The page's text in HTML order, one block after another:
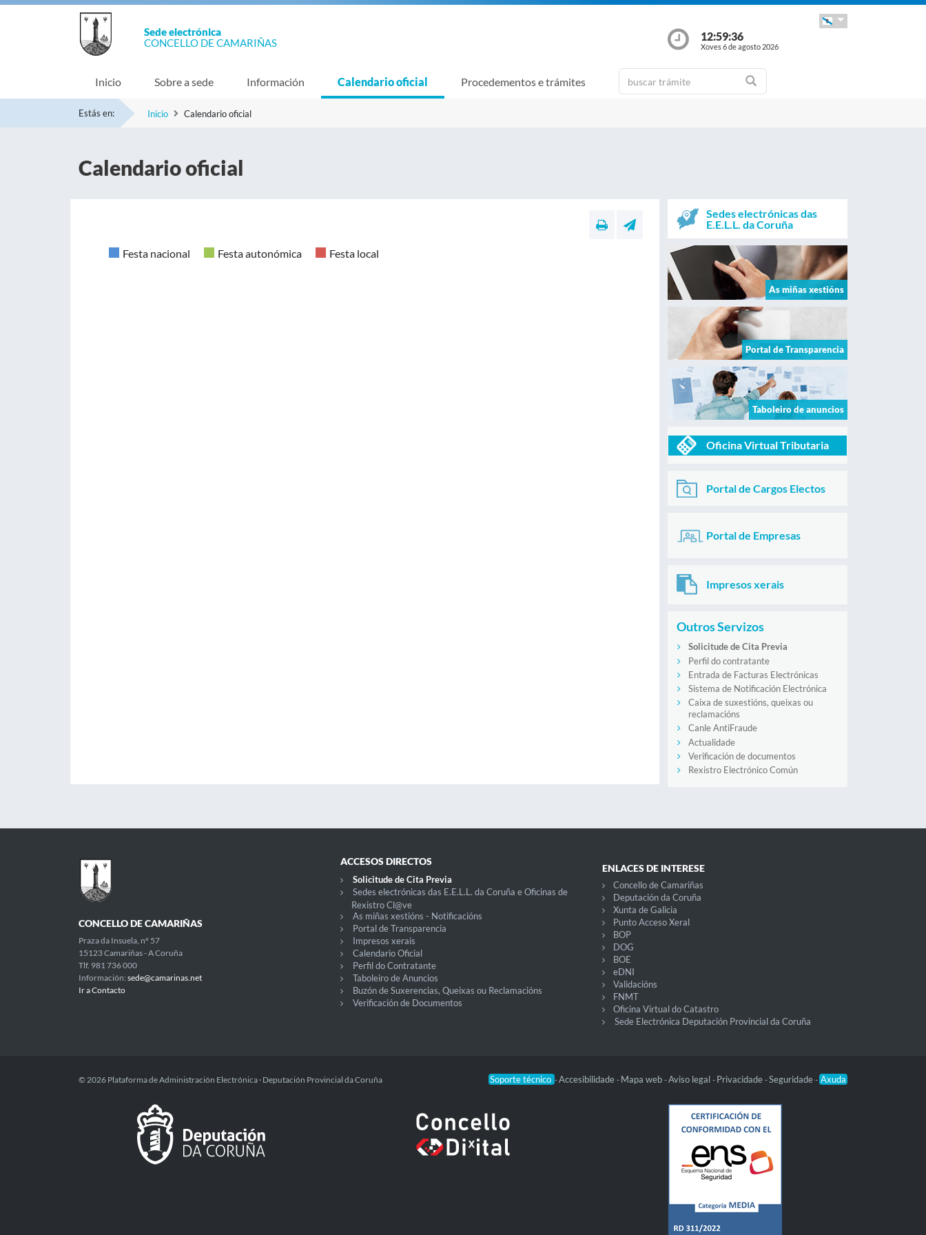
Sede electrónica
CONCELLO DE CAMARIÑAS
12:59:36
Xoves 6 de agosto 2026
Inicio Sobre a sede Información Calendario oficial Procedementos e trámites
Estás en: Inicio Calendario oficial
Calendario oficial
Festa nacional Festa autonómica Festa local
Sedes electrónicas das
E.E.L.L. da Coruña
As miñas xestións
Portal de Transparencia
Taboleiro de anuncios
Oficina Virtual Tributaria
Portal de Cargos Electos
Portal de Empresas
Impresos xerais
Outros Servizos
Solicitude de Cita Previa
Perfil do contratante
Entrada de Facturas Electrónicas
Sistema de Notificación Electrónica
Caixa de suxestións, queixas ou
reclamacións
Canle AntiFraude
Actualidade
Verificación de documentos
Rexistro Electrónico Común
CONCELLO DE CAMARIÑAS
Praza da Insuela, nº 57
15123 Camariñas - A Coruña
Tlf. 981 736 000
Información: sede@camarinas.net
Ir a Contacto
ACCESOS DIRECTOS
Solicitude de Cita Previa
Sedes electrónicas das E.E.L.L. da Coruña e Oficinas de
Rexistro Cl@ve
As miñas xestións - Notificacións
Portal de Transparencia
Impresos xerais
Calendario Oficial
Perfil do Contratante
Taboleiro de Anuncios
Buzón de Suxerencias, Queixas ou Reclamacións
Verificación de Documentos
ENLACES DE INTERESE
Concello de Camariñas
Deputación da Coruña
Xunta de Galicia
Punto Acceso Xeral
BOP
DOG
BOE
eDNI
Validacións
FNMT
Oficina Virtual do Catastro
Sede Electrónica Deputación Provincial da Coruña
Soporte técnico -Accesibilidade - Mapa web -Aviso legal - Privacidade -Seguridade - Axuda
© 2026 Plataforma de Administración Electrónica · Deputación Provincial da Coruña